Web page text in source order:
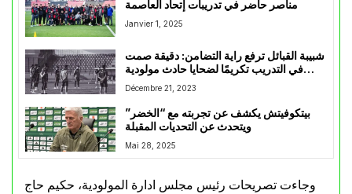
مناصر حاضر في تدريبات إتحاد العاصمة
Janvier 1, 2025
شبيبة القبائل ترفع راية التضامن: دقيقة صمت
في التدريب تكريمًا لضحايا حادث مولودية
البيض
Décembre 21, 2023
بيتكوفيتش يكشف عن تجربته مع “الخضر”
ويتحدث عن التحديات المقبلة
Mai 28, 2025
وجاءت تصريحات رئيس مجلس ادارة المولودية، حكيم حاج